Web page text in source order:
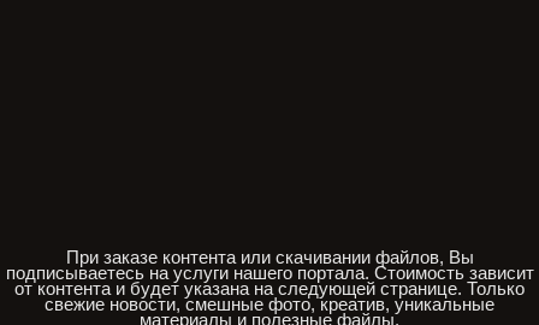
При заказе контента или скачивании файлов, Вы
подписываетесь на услуги нашего портала. Стоимость зависит
от контента и будет указана на следующей странице. Только
свежие новости, смешные фото, креатив, уникальные
материалы и полезные файлы.